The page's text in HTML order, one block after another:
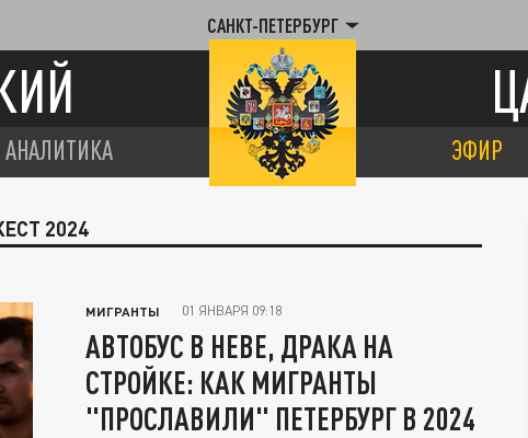
САНКТ-ПЕТЕРБУРГ
АНАЛИТИКА ЭФИР
2024
МИГРАНТЫ 01 ЯНВАРЯ 09:18
АВТОБУС В НЕВЕ, ДРАКА НА
СТРОЙКЕ: КАК МИГРАНТЫ
"ПРОСЛАВИЛИ" ПЕТЕРБУРГ В 2024